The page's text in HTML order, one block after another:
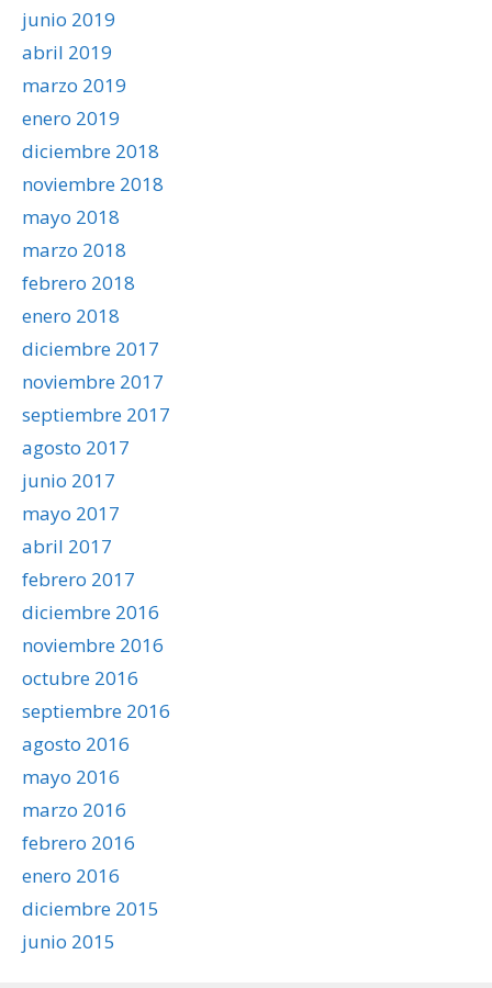
junio 2019
abril 2019
marzo 2019
enero 2019
diciembre 2018
noviembre 2018
mayo 2018
marzo 2018
febrero 2018
enero 2018
diciembre 2017
noviembre 2017
septiembre 2017
agosto 2017
junio 2017
mayo 2017
abril 2017
febrero 2017
diciembre 2016
noviembre 2016
octubre 2016
septiembre 2016
agosto 2016
mayo 2016
marzo 2016
febrero 2016
enero 2016
diciembre 2015
junio 2015